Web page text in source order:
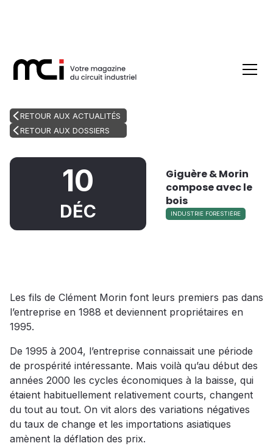
RETOUR AUX ACTUALITÉS
RETOUR AUX DOSSIERS
10
DÉC
Giguère & Morin
compose avec le
bois
INDUSTRIE FORESTIÈRE
Les fils de Clément Morin font leurs premiers pas dans
l’entreprise en 1988 et deviennent propriétaires en
1995.
De 1995 à 2004, l’entreprise connaissait une période
de prospérité intéressante. Mais voilà qu’au début des
années 2000 les cycles économiques à la baisse, qui
étaient habituellement relativement courts, changent
du tout au tout. On vit alors des variations négatives
du taux de change et les importations asiatiques
amènent la déflation des prix.